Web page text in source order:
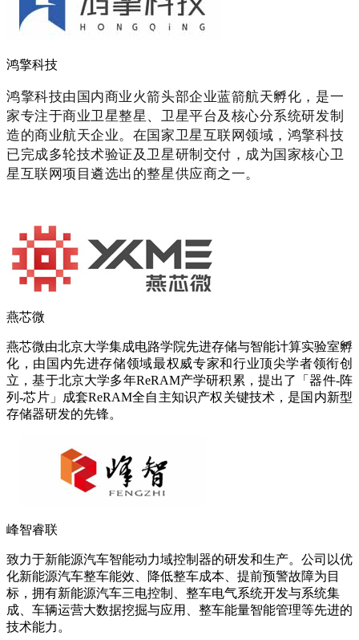
鸿擎科技
鸿擎科技由国内商业火箭头部企业蓝箭航天孵化，是一
家专注于商业卫星整星、卫星平台及核心分系统研发制
造的商业航天企业。在国家卫星互联网领域，鸿擎科技
已完成多轮技术验证及卫星研制交付，成为国家核心卫
星互联网项目遴选出的整星供应商之一。
燕芯微
燕芯微由北京大学集成电路学院先进存储与智能计算实验室孵
化，由国内先进存储领域最权威专家和行业顶尖学者领衔创
立，基于北京大学多年ReRAM产学研积累，提出了「器件-阵
列-芯片」成套ReRAM全自主知识产权关键技术，是国内新型
存储器研发的先锋。
峰智睿联
致力于新能源汽车智能动力域控制器的研发和生产。公司以优
化新能源汽车整车能效、降低整车成本、提前预警故障为目
标，拥有新能源汽车三电控制、整车电气系统开发与系统集
成、车辆运营大数据挖掘与应用、整车能量智能管理等先进的
技术能力。